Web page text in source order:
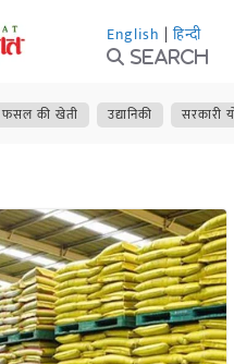
English | हिन्दी
Search
फसल की खेती उद्यानिकी सरकारी